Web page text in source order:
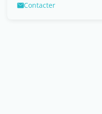
Contacter